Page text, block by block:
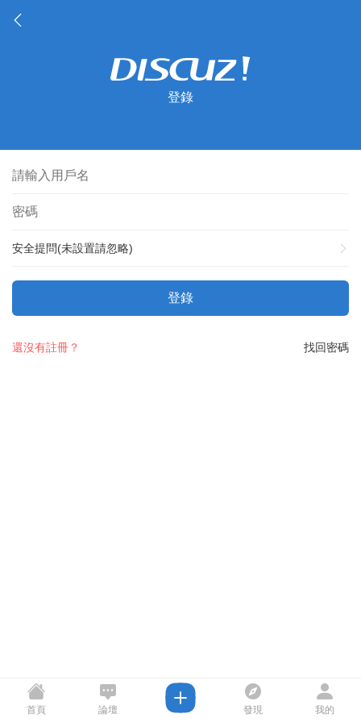
登錄
安全提問(未設置請忽略)
登錄
找回密碼
還沒有註冊？
首頁 論壇 發現 我的